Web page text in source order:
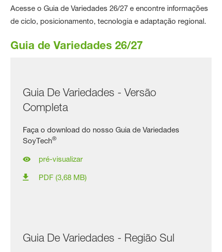
Acesse o Guia de Variedades 26/27 e encontre informações
de ciclo, posicionamento, tecnologia e adaptação regional.
Guia de Variedades 26/27
Guia De Variedades - Versão
Completa
Faça o download do nosso Guia de Variedades
SoyTech®
pré-visualizar
PDF (3,68 MB)
Guia De Variedades - Região Sul